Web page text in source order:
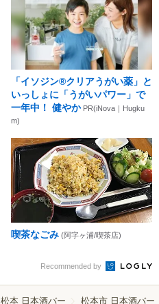
「イソジン®クリアうがい薬」と
いっしょに「うがいパワー」で
一年中！ 健やか PR(iNova｜Hugku
m)
喫茶なごみ (阿字ヶ浦/喫茶店)
Recommended by
松本 日本酒バー 松本市 日本酒バー